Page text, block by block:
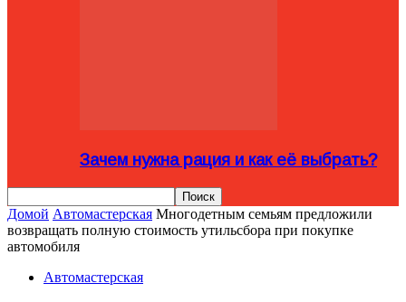
Зачем нужна рация и как её выбрать?
Домой Автомастерская Многодетным семьям предложили
возвращать полную стоимость утильсбора при покупке
автомобиля
Автомастерская